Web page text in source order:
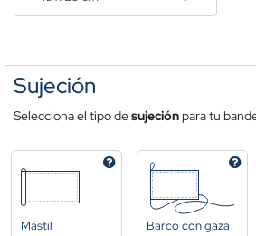
Sujeción
Selecciona el tipo desujeciónpara tu
Mástil Barco con gaza